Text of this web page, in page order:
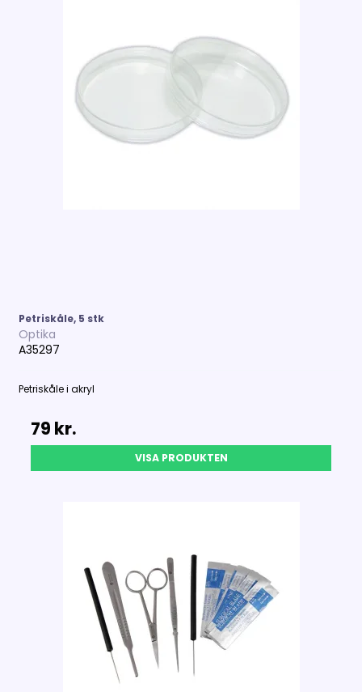
Petriskåle, 5 stk
Optika
A35297
Petriskåle i akryl
79 kr.
VISA PRODUKTEN